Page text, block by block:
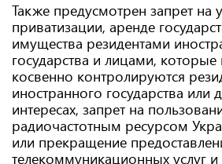
Также предусмотрен запрет на
приватизации, аренде
имущества резидентами
государства и лицами,
косвенно контролируются
иностранного государства или
интересах, запрет на
радиочастотным ресурсом
или прекращение
телекоммуникационных услуг